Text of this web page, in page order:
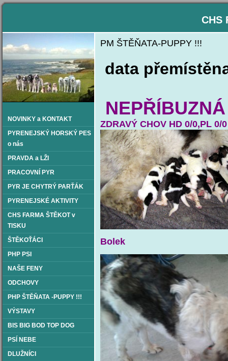
CHS
NOVINKY a KONTAKT
PYRENEJSKÝ HORSKÝ PES
o nás
PRAVDA a LŽI
PRACOVNÍ PYR
PYR JE CHYTRÝ PARŤÁK
PYRENEJSKÉ AKTIVITY
CHS FARMA ŠTĚKOT v
TISKU
ŠTĚKOŤÁCI
PHP PSI
NAŠE FENY
ODCHOVY
PHP ŠTĚŇATA -PUPPY !!!
VÝSTAVY
BIS BIG BOD TOP DOG
PSÍ NEBE
DLUŽNÍCI
PM ŠTĚŇATA-PUPPY !!!
data
ZDRAVÝ CHOV HD 0/0,PL 0/0
Bolek